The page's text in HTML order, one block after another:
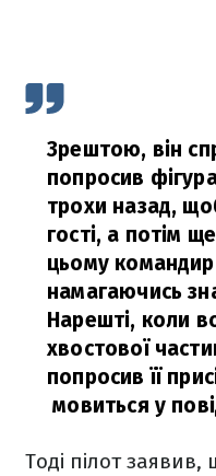
Зрештою, він
попросив
трохи назад,
гості, а потім
цьому
намагаючись
Нарешті, коли
хвостової
попросив її
мовиться у
Тоді пілот заявив,